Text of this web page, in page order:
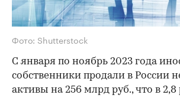
Фото: Shutterstock
С января по ноябрь 2023 года
собственники продали в России
активы на 256 млрд руб., что в 2,8